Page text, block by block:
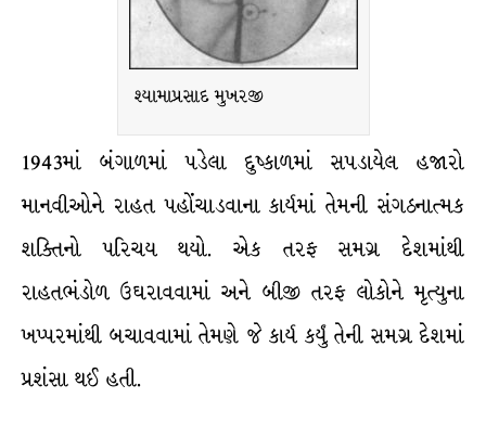
શ્યામાપ્રસાદ મુખરજી
1943માં બંગાળમાં પડેલા દુષ્કાળમાં સપડાયેલ હજારો
માનવીઓને રાહત પહોંચાડવાના કાર્યમાં તેમની સંગઠનાત્મક
શક્તિનો પરિચય થયો. એક તરફ સમગ્ર દેશમાંથી
રાહતભંડોળ ઉઘરાવવામાં અને બીજી તરફ લોકોને મૃત્યુના
ખપ્પરમાંથી બચાવવામાં તેમણે જે કાર્ય કર્યું તેની સમગ્ર દેશમાં
પ્રશંસા થઈ હતી.